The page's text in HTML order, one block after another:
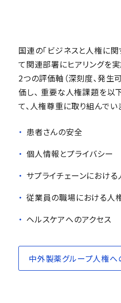
国連の「ビジネスと人権に
て関連部署にヒアリングを
2つの評価軸（深刻度、発生
価し、 重要な人権課題を以
て、人権尊重に取り組んでい
患者さんの安全
個人情報とプライバシー
サプライチェーンにおける
従業員の職場における人
ヘルスケアへのアクセス
中外製薬グループ人権へ